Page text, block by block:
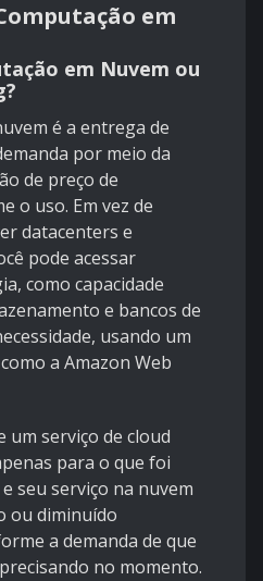
em
em Nuvem ou
é a entrega de
por meio da
de preço de
o uso. Em vez de
datacenters e
pode acessar
como capacidade
e bancos de
usando um
a Amazon Web
um serviço de cloud
para o que foi
seu serviço na nuvem
ou diminuído
a demanda de que
no momento.